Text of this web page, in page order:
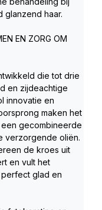
glanzend haar.
EN ZORG OM
die tot drie
en zijdeachtige
innovatie en
maken het
een gecombineerde
verzorgende oliën.
de kroes uit
en vult het
glad en